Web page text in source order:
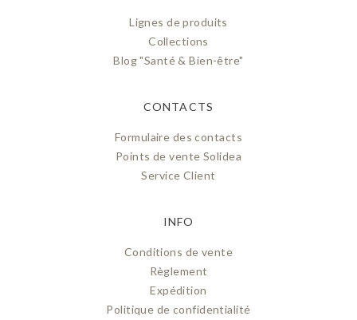
Lignes de produits
Collections
Blog "Santé & Bien-être"
CONTACTS
Formulaire des contacts
Points de vente Solidea
Service Client
INFO
Conditions de vente
Règlement
Expédition
Politique de confidentialité